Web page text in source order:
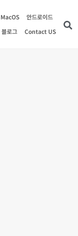
MacOS
안드로이드
블로그 Contact US